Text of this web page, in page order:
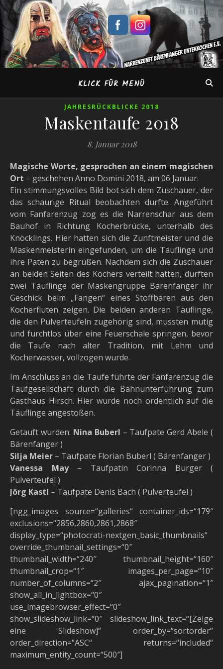
KLICK FÜR MENÜ
JAHRESRÜCKBLICKE 2018
Maskentaufe 2018
8. Januar 2018
Magische Worte, gesprochen an einem magischen
Ort – geschehen Anno Domini 2018, am 06 Januar.
Ein stimmungsvolles Bild bot sich dem Zuschauer, der
das schaurige Ritual beobachten durfte. Angeführt
vom Fanfarenzug zog es die Narrenschar aus dem
Bauhof in Richtung Kocherbrücke, unterhalb des
Knöcklings. Hier hatten sich die Zunftmeister und die
Maskenmeisterin eingefunden, um die Täuflinge und
ihre Paten zu begrüßen. Nachdem sich die Zuschauer
an beiden Seiten des Kochers verteilt hatten, durften
zwei Täuflinge der Maskengruppe Bärenfanger ihr
Geschick beim „Fangen“ eines Stoffbären aus den
Kocherfluten zeigen. Die beiden anderen Täuflinge,
die den Pulverteufeln zugehörig sind, mussten mutig
und furchtlos über eine Feuerschale springen, bevor
die Taufe nach alter Tradition, mit Lehm und
Kocherwasser, vollzogen wurde.
Im Anschluss an die Taufe führte der Fanfarenzug die
Taufgesellschaft durch die Bahnunterführung zum
Gasthaus Hirsch. Hier wurde noch ordentlich auf die
Täuflinge angestoßen.
Getauft wurden: Nina Buberl – Taufpate Gerd Abele (
Bärenfanger )
Silja Meier – Taufpate Florian Buberl ( Bärenfanger )
Vanessa May – Taufpatin Corinna Burger (
Pulverteufel )
Jörg Kastl – Taufpate Denis Bach ( Pulverteufel )
[ngg_images source=“galleries“ container_ids=“179″
exclusions=“2856,2860,2861,2868″
display_type=“photocrati-nextgen_basic_thumbnails“
override_thumbnail_settings=“0″
thumbnail_width=“240″ thumbnail_height=“160″
thumbnail_crop=“1″ images_per_page=“10″
number_of_columns=“2″ ajax_pagination=“1″
show_all_in_lightbox=“0″
use_imagebrowser_effect=“0″
show_slideshow_link=“0″ slideshow_link_text=“[Zeige
eine Slideshow]“ order_by=“sortorder“
order_direction=“ASC“ returns=“included“
maximum_entity_count=“500″]